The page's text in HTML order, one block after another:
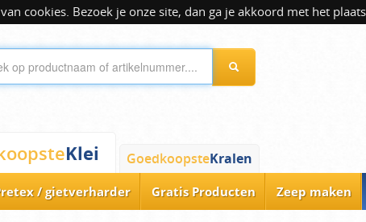
cookies. Bezoek je onze site, dan ga je akkoord met het
Klei GoedkoopsteKralen
/ gietverharder Gratis Producten Zeep maken